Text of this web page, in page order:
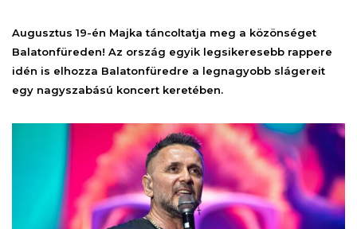
Augusztus 19-én Majka táncoltatja meg a közönséget
Balatonfüreden! Az ország egyik legsikeresebb rappere
idén is elhozza Balatonfüredre a legnagyobb slágereit
egy nagyszabású koncert keretében.